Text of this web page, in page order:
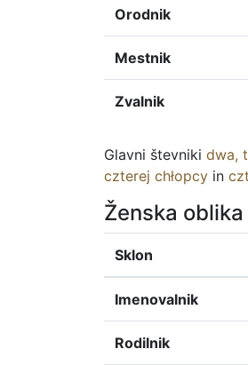
Orodnik
Mestnik
Zvalnik
Glavni števniki dwa,
czterej chłopcy in
Ženska oblika
Sklon
Imenovalnik
Rodilnik